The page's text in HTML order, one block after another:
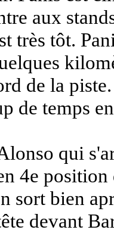
aux
très tôt.
de la
de temps
qui
4e
sort bien
devant